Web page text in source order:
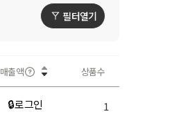
필터열기
매출액 상품수
🔒 로그인 1